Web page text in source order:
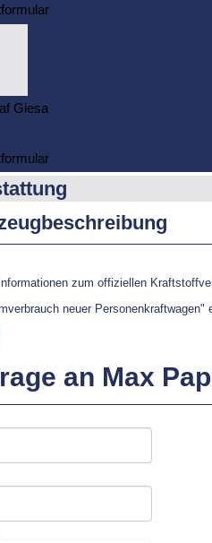
Giesa
zum offiziellen
neuer
an Max